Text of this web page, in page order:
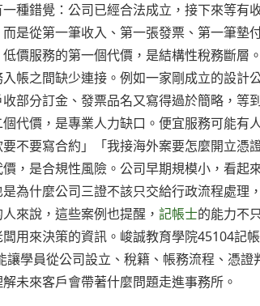
種錯覺：公司已經合法成立，接下來等有
是從第一筆收入、第一張發票、第一筆墊
價服務的第一個代價，是結構性稅務斷層
帳之間缺少連接。例如一家剛成立的設計
部分訂金、發票品名又寫得過於簡略，等
代價，是專業人力缺口。便宜服務可能有
不要寫合約」「我接海外案要怎麼開立憑
，是合規性風險。公司早期規模小，看起
為什麼公司三證不該只交給行政流程處理
來說，這些案例也提醒， 記帳士的能力不
用來決策的資訊。峻誠教育學院45104記
讓學員從公司設立、稅籍、帳務流程、憑
未來客戶會帶著什麼問題走進事務所。